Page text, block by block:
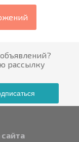
рассылку